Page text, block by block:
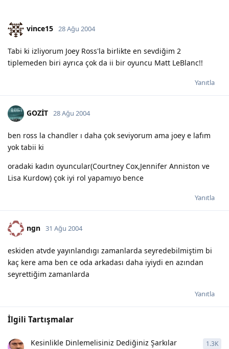
vince15 28 Ağu 2004
Tabi ki izliyorum Joey Ross'la birlikte en sevdiğim 2
tiplemeden biri ayrıca çok da ii bir oyuncu Matt LeBlanc!!
Yanıtla
GOZİT 28 Ağu 2004
ben ross la chandler ı daha çok seviyorum ama joey e lafım
yok tabii ki
oradaki kadın oyuncular(Courtney Cox,Jennifer Anniston ve
Lisa Kurdow) çok iyi rol yapamıyo bence
Yanıtla
ngn 31 Ağu 2004
eskiden atvde yayınlandıgı zamanlarda seyredebilmiştim bi
kaç kere ama ben ce oda arkadası daha iyiydi en azından
seyrettiğim zamanlarda
Yanıtla
İlgili Tartışmalar
Kesinlikle Dinlemelisiniz Dediğiniz Şarkılar 1.3K